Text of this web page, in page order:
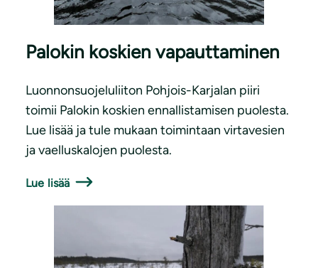
Palokin koskien vapauttaminen
Luonnonsuojeluliiton Pohjois-Karjalan piiri
toimii Palokin koskien ennallistamisen puolesta.
Lue lisää ja tule mukaan toimintaan virtavesien
ja vaelluskalojen puolesta.
Lue lisää